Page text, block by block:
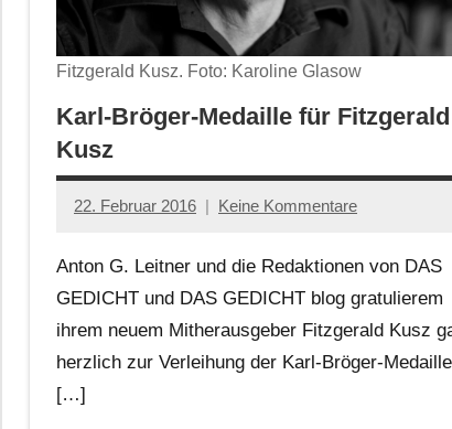
Fitzgerald Kusz. Foto: Karoline Glasow
Karl-Bröger-Medaille für Fitzgerald
Kusz
22. Februar 2016
Anton
Leitner
Keine Kommentare
Anton G. Leitner und die Redaktionen von DAS
GEDICHT und DAS GEDICHT blog gratulierem
ihrem neuem Mitherausgeber Fitzgerald Kusz
herzlich zur Verleihung der Karl-Bröger-
[…]